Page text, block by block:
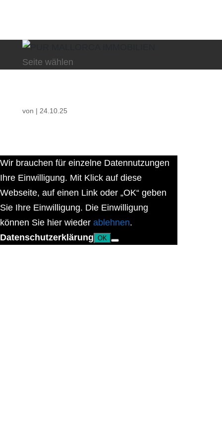
Seite wählen
von | 24.10.25
Wir brauchen für einzelne Datennutzungen
Ihre Einwilligung. Mit Klick auf diese
Webseite, auf einen Link oder „OK“ geben
Sie Ihre Einwilligung. Die Einwilligung
können Sie hier wieder ablehnen.
Datenschutzerklärung OK